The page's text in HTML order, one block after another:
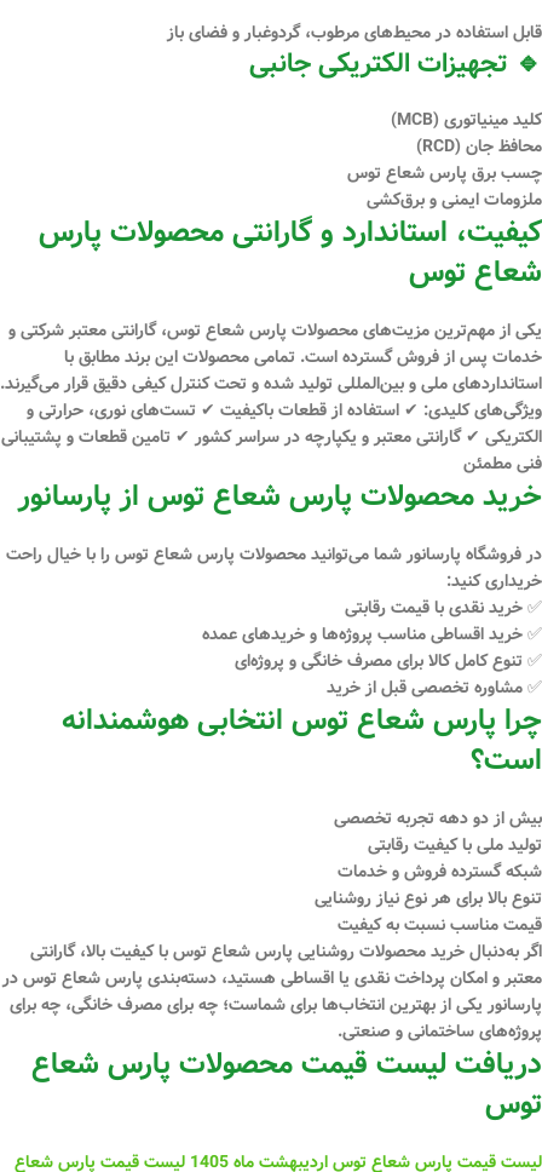
قابل استفاده در محیط‌های مرطوب، گردوغبار و فضای باز
🔹 تجهیزات الکتریکی جانبی
کلید مینیاتوری (MCB)
محافظ جان (RCD)
چسب برق پارس شعاع توس
ملزومات ایمنی و برق‌کشی
کیفیت، استاندارد و گارانتی محصولات پارس
شعاع توس
یکی از مهم‌ترین مزیت‌های محصولات پارس شعاع توس،گارانتی معتبر شرکتی و
خدمات پس از فروش گستردهاست. تمامی محصولات این برند مطابق با
استانداردهای ملی و بین‌المللی تولید شده و تحت کنترل کیفی دقیق قرار می‌گیرند.
ویژگی‌های کلیدی: ✔ استفاده از قطعات باکیفیت ✔ تست‌های نوری، حرارتی و
الکتریکی ✔ گارانتی معتبر و یکپارچه در سراسر کشور ✔ تامین قطعات و پشتیبانی
فنی مطمئن
خرید محصولات پارس شعاع توس از پارسانور
در فروشگاه پارسانورشما می‌توانید محصولات پارس شعاع توس را با خیال راحت
خریداری کنید:
✅ خریدنقدیبا قیمت رقابتی
✅خرید اقساطیمناسب پروژه‌ها و خریدهای عمده
✅ تنوع کامل کالا برای مصرف خانگی و پروژه‌ای
✅ مشاوره تخصصی قبل از خرید
چرا پارس شعاع توس انتخابی هوشمندانه
است؟
بیش از دو دهه تجربه تخصصی
تولید ملی با کیفیت رقابتی
شبکه گسترده فروش و خدمات
تنوع بالا برای هر نوع نیاز روشنایی
قیمت مناسب نسبت به کیفیت
اگر به‌دنبالخرید محصولات روشنایی پارس شعاع توسبا کیفیت بالا، گارانتی
معتبر و امکان پرداخت نقدی یا اقساطی هستید، دسته‌بندی پارس شعاع توس در
پارسانور یکی از بهترین انتخاب‌ها برای شماست؛ چه برای مصرف خانگی، چه برای
پروژه‌های ساختمانی و صنعتی.
دریافت لیست قیمت محصولات پارس شعاع
توس
لیست قیمت پارس شعاع توس اردیبهشت ماه 1405 لیست قیمت پارس شعاع